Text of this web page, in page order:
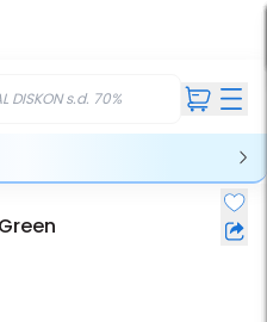
DISKON s.d. 70%